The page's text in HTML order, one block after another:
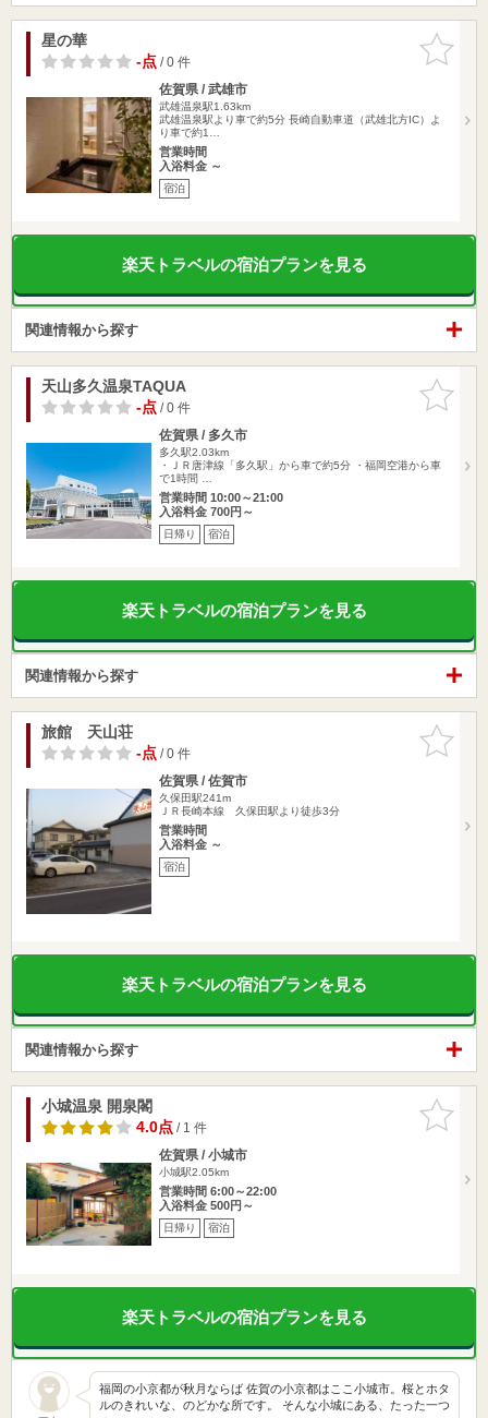
お気に入
りに追加
星の華
-点/ 0 件
佐賀県 / 武雄市
武雄温泉駅1.63km
武雄温泉駅より車で約5分 長崎自動車道（武雄北方IC）よ
り車で約1…
営業時間
入浴料金 ～
宿泊
楽天トラベルの宿泊プランを見る
関連情報から探す
お気に入
りに追加
天山多久温泉TAQUA
-点/ 0 件
佐賀県 / 多久市
多久駅2.03km
・ＪＲ唐津線「多久駅」から車で約5分 ・福岡空港から車
で1時間 …
営業時間 10:00～21:00
入浴料金 700円～
日帰り 宿泊
楽天トラベルの宿泊プランを見る
関連情報から探す
お気に入
りに追加
旅館 天山荘
-点/ 0 件
佐賀県 / 佐賀市
久保田駅241m
ＪＲ長崎本線 久保田駅より徒歩3分
営業時間
入浴料金 ～
宿泊
楽天トラベルの宿泊プランを見る
関連情報から探す
お気に入
りに追加
小城温泉 開泉閣
4.0点/ 1 件
佐賀県 / 小城市
小城駅2.05km
営業時間 6:00～22:00
入浴料金 500円～
日帰り 宿泊
楽天トラベルの宿泊プランを見る
福岡の小京都が秋月ならば 佐賀の小京都はここ小城市。桜とホタ
ルのきれいな、のどかな所です。 そんな小城にある、たった一つ